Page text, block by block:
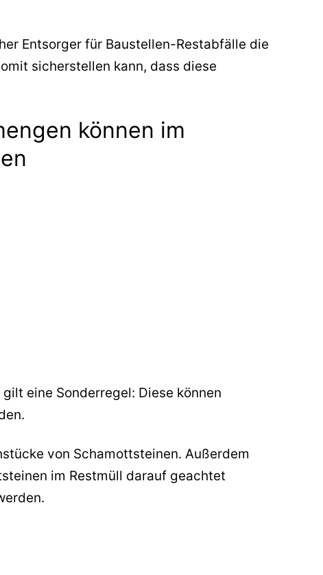
Entsorger für Baustellen-Restabfälle die
sicherstellen kann, dass diese
können im
eine Sonderregel: Diese können
von Schamottsteinen. Außerdem
im Restmüll darauf geachtet